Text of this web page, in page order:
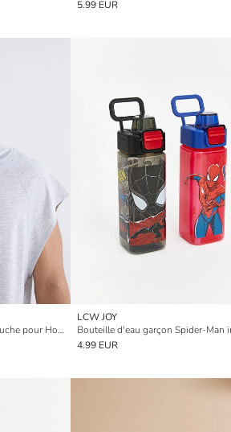
5.99 EUR
Débardeur Athlétique À Capuche pour Hommes
LCW JOY
4.99 EUR